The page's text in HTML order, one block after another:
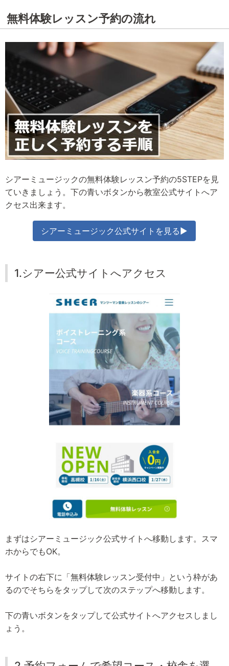
無料体験レッスン予約の流れ
シアーミュージックの無料体験レッスン予約の5STEPを見
ていきましょう。下の青いボタンから教室公式サイトへア
クセス出来ます。
シアーミュージック公式サイトを見る▶
1.シアー公式サイトへアクセス
まずはシアーミュージック公式サイトへ移動します。スマ
ホからでもOK。
サイトの右下に「無料体験レッスン受付中」という枠があ
るのでそちらをタップして次のステップへ移動します。
下の青いボタンをタップして公式サイトへアクセスしまし
ょう。